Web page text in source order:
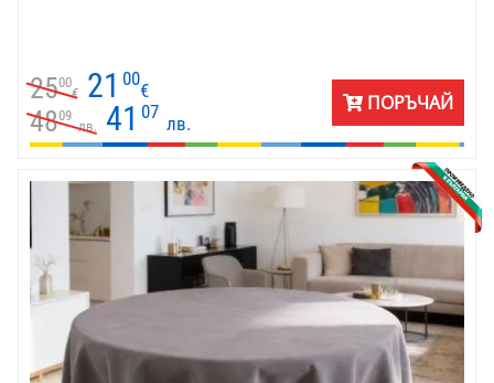
2500
€ 21 00
€
4809
лв. 41 07
лв.
ПОРЪЧАЙ